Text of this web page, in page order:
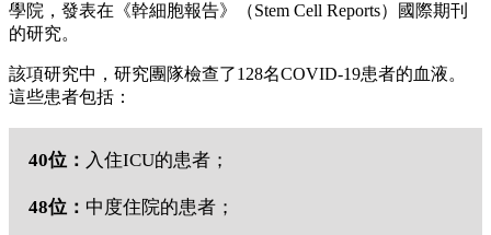
學院，發表在《幹細胞報告》（Stem Cell Reports）國際期刊
的研究。
該項研究中，研究團隊檢查了128名COVID-19患者的血液。
這些患者包括：
40位： 入住ICU的患者；
48位： 中度住院的患者；